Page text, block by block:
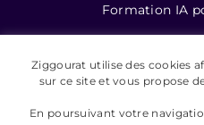
Formation IA
©️ 2026
Ziggourat utilise des cookies
sur ce site et vous propose
En poursuivant votre